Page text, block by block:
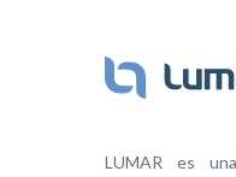
LUMAR es